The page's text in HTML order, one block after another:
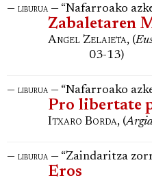
— liburua — “Nafarroako
Zabaletaren
Angel Zelaieta, (
03-13)
— liburua — “Nafarroako
Pro libertate
Itxaro Borda, (
— liburua — “Zaindaritza
Eros